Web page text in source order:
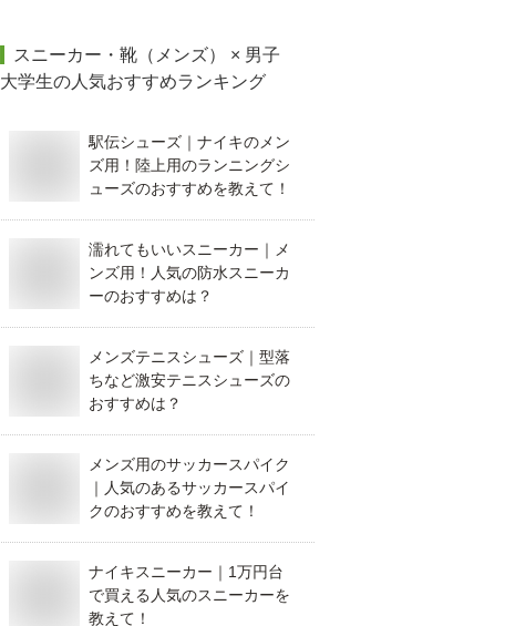
スニーカー・靴（メンズ） × 男子
大学生の人気おすすめランキング
駅伝シューズ｜ナイキのメン
ズ用！陸上用のランニングシ
ューズのおすすめを教えて！
濡れてもいいスニーカー｜メ
ンズ用！人気の防水スニーカ
ーのおすすめは？
メンズテニスシューズ｜型落
ちなど激安テニスシューズの
おすすめは？
メンズ用のサッカースパイク
｜人気のあるサッカースパイ
クのおすすめを教えて！
ナイキスニーカー｜1万円台
で買える人気のスニーカーを
教えて！